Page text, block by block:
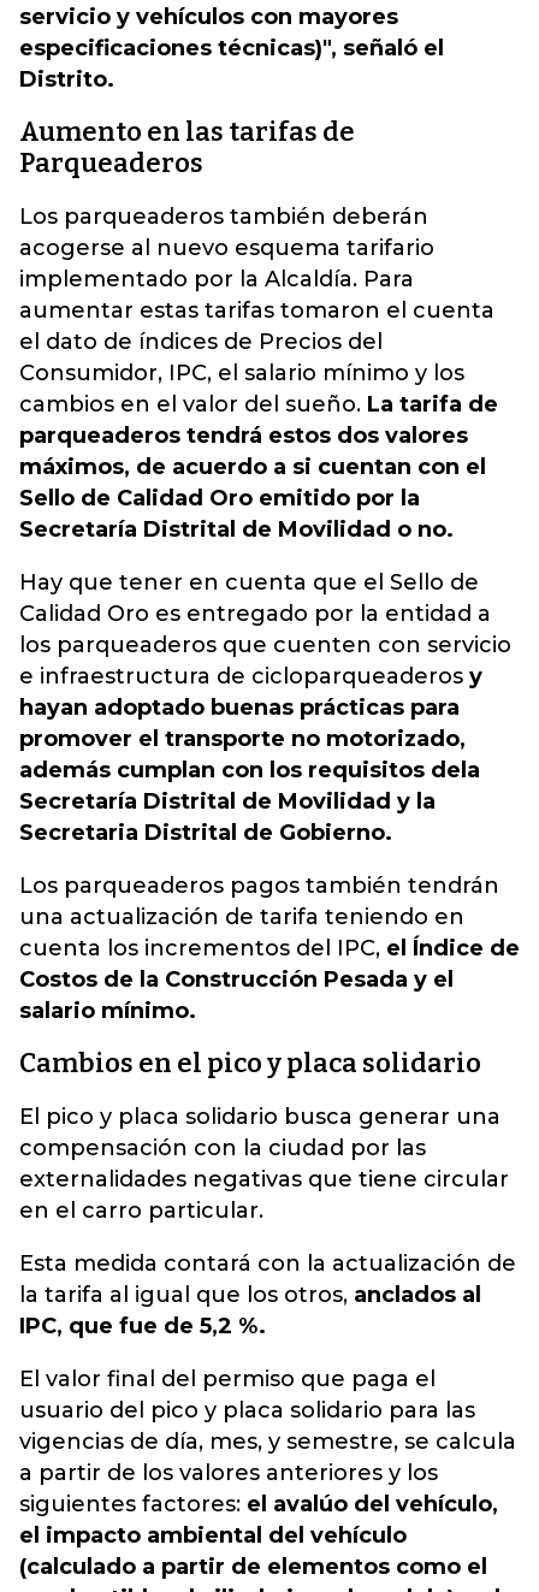
servicio y vehículos con mayores
especificaciones técnicas)", señaló el
Distrito.
Aumento en las tarifas de
Parqueaderos
Los parqueaderos también deberán
acogerse al nuevo esquema tarifario
implementado por la Alcaldía. Para
aumentar estas tarifas tomaron el cuenta
el dato de índices de Precios del
Consumidor, IPC, el salario mínimo y los
cambios en el valor del sueño. La tarifa de
parqueaderos tendrá estos dos valores
máximos, de acuerdo a si cuentan con el
Sello de Calidad Oro emitido por la
Secretaría Distrital de Movilidad o no.
Hay que tener en cuenta que el Sello de
Calidad Oro es entregado por la entidad a
los parqueaderos que cuenten con servicio
e infraestructura de cicloparqueaderos y
hayan adoptado buenas prácticas para
promover el transporte no motorizado,
además cumplan con los requisitos dela
Secretaría Distrital de Movilidad y la
Secretaria Distrital de Gobierno.
Los parqueaderos pagos también tendrán
una actualización de tarifa teniendo en
cuenta los incrementos del IPC, el Índice de
Costos de la Construcción Pesada y el
salario mínimo.
Cambios en el pico y placa solidario
El pico y placa solidario busca generar una
compensación con la ciudad por las
externalidades negativas que tiene circular
en el carro particular.
Esta medida contará con la actualización de
la tarifa al igual que los otros, anclados al
IPC, que fue de 5,2 %.
El valor final del permiso que paga el
usuario del pico y placa solidario para las
vigencias de día, mes, y semestre, se calcula
a partir de los valores anteriores y los
siguientes factores: el avalúo del vehículo,
el impacto ambiental del vehículo
(calculado a partir de elementos como el